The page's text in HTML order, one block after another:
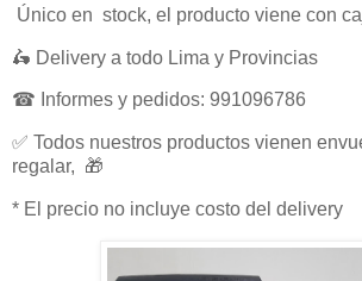
Único en stock, el producto viene con
🛵 Delivery a todo Lima y Provincias
☎ Informes y pedidos: 991096786
✅ Todos nuestros productos vienen
regalar, 🎁
* El precio no incluye costo del delivery